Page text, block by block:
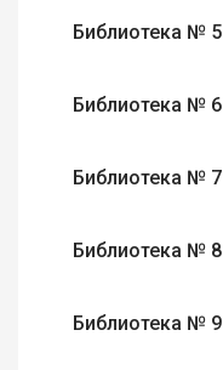
Библиотека № 5
Библиотека № 6
Библиотека № 7
Библиотека № 8
Библиотека № 9